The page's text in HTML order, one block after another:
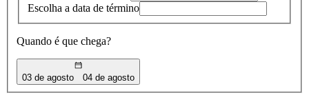
Escolha a data de término
Quando é que chega?
03 de agosto 04 de agosto